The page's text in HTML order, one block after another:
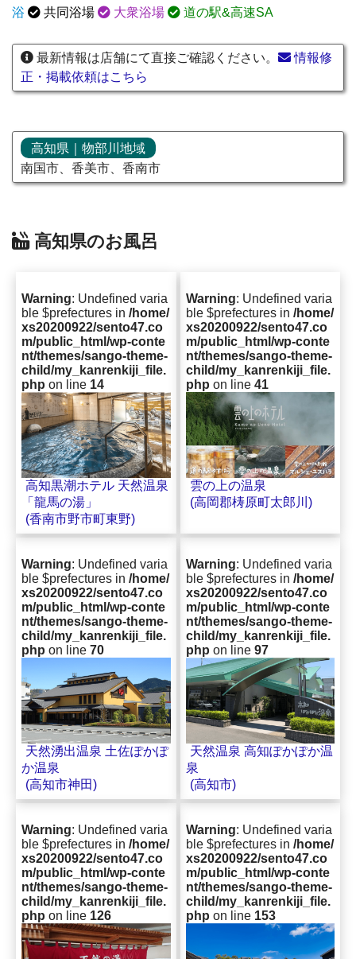
浴
共同浴場 大衆浴場 道の駅&高速SA
最新情報は店舗にて直接ご確認ください。
情報修
正・掲載依頼はこちら
高知県｜物部川地域
南国市、香美市、香南市
高知県のお風呂
Warning: Undefined varia
ble $prefectures in /home/
xs20200922/sento47.co
m/public_html/wp-conte
nt/themes/sango-theme-
child/my_kanrenkiji_file.
php on line 14
高知黒潮ホテル 天然温泉
「龍馬の湯」
(香南市野市町東野)
Warning: Undefined varia
ble $prefectures in /home/
xs20200922/sento47.co
m/public_html/wp-conte
nt/themes/sango-theme-
child/my_kanrenkiji_file.
php on line 41
雲の上の温泉
(高岡郡梼原町太郎川)
Warning: Undefined varia
ble $prefectures in /home/
xs20200922/sento47.co
m/public_html/wp-conte
nt/themes/sango-theme-
child/my_kanrenkiji_file.
php on line 70
天然湧出温泉 土佐ぽかぽ
か温泉
(高知市神田)
Warning: Undefined varia
ble $prefectures in /home/
xs20200922/sento47.co
m/public_html/wp-conte
nt/themes/sango-theme-
child/my_kanrenkiji_file.
php on line 97
天然温泉 高知ぽかぽか温
泉
(高知市)
Warning: Undefined varia
ble $prefectures in /home/
xs20200922/sento47.co
m/public_html/wp-conte
nt/themes/sango-theme-
child/my_kanrenkiji_file.
php on line 126
Warning: Undefined varia
ble $prefectures in /home/
xs20200922/sento47.co
m/public_html/wp-conte
nt/themes/sango-theme-
child/my_kanrenkiji_file.
php on line 153